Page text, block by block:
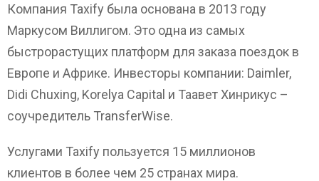
Компания Taxify была основана в 2013 году
Маркусом Виллигом. Это одна из самых
быстрорастущих платформ для заказа поездок в
Европе и Африке. Инвесторы компании: Daimler,
Didi Chuxing, Korelya Capital и Таавет Хинрикус –
соучредитель TransferWise.
Услугами Taxify пользуется 15 миллионов
клиентов в более чем 25 странах мира.